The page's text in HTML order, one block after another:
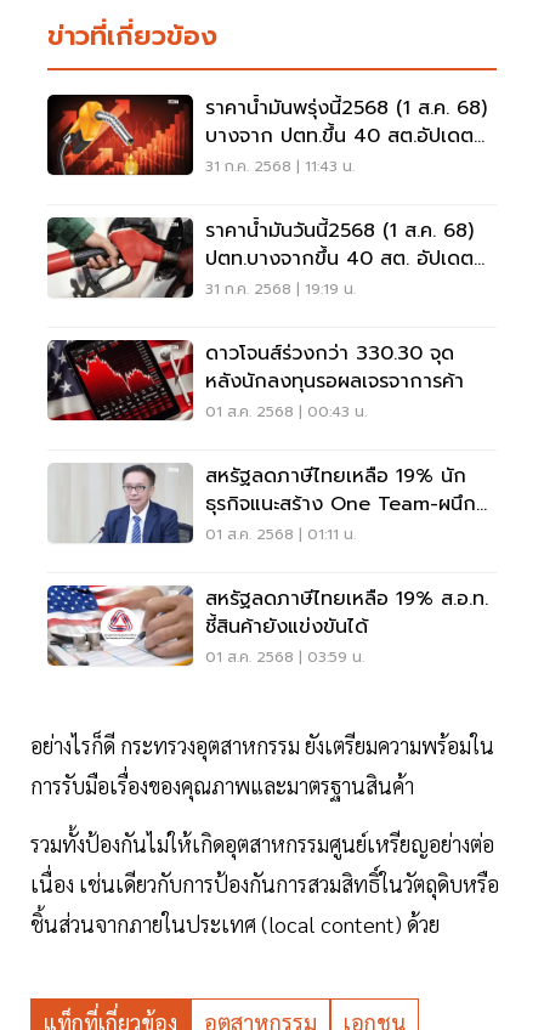
ข่าวที่เกี่ยวข้อง
ราคาน้ำมันพรุ่งนี้2568 (1 ส.ค. 68)
บางจาก ปตท.ขึ้น 40 สต.อัปเดต
ราคา
31 ก.ค. 2568 | 11:43 น.
ราคาน้ำมันวันนี้2568 (1 ส.ค. 68)
ปตท.บางจากขึ้น 40 สต. อัปเดต
ราคา
31 ก.ค. 2568 | 19:19 น.
ดาวโจนส์ร่วงกว่า 330.30 จุด
หลังนักลงทุนรอผลเจรจาการค้า
01 ส.ค. 2568 | 00:43 น.
สหรัฐลดภาษีไทยเหลือ 19% นัก
ธุรกิจแนะสร้าง One Team-ผนึก
อาเซียน
01 ส.ค. 2568 | 01:11 น.
สหรัฐลดภาษีไทยเหลือ 19% ส.อ.ท.
ชี้สินค้ายังแข่งขันได้
01 ส.ค. 2568 | 03:59 น.
อย่างไรก็ดี กระทรวงอุตสาหกรรม ยังเตรียมความพร้อมใน
การรับมือเรื่องของคุณภาพและมาตรฐานสินค้า
รวมทั้งป้องกันไม่ให้เกิดอุตสาหกรรมศูนย์เหรียญอย่างต่อ
เนื่อง เช่นเดียวกับการป้องกันการสวมสิทธิ์ในวัตถุดิบหรือ
ชิ้นส่วนจากภายในประเทศ (local content) ด้วย
แท็กที่เกี่ยวข้อง อุตสาหกรรม เอกชน